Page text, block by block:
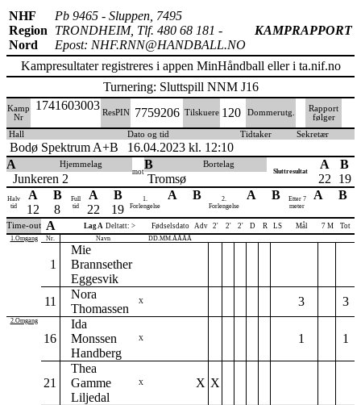
NHF
Region
Nord
Pb 9465 - Sluppen, 7495
TRONDHEIM, Tlf. 480 68 181 -
Epost: NHF.RNN@HANDBALL.NO
KAMPRAPPORT
Kampresultater registreres i appen MinHåndball eller i ta.nif.no
Turnering: Sluttspill NNM J16
Kamp
Nr
1741603003
ResPIN 7759206 Tilskuere 120 Dommerutg.
Rapport
følger
Hall
Dato og tid Tidtaker Sekretær
Bodø Spektrum A+B
16.04.2023 kl. 12:10
A
Hjemmelag
Junkeren 2 mot
B Bortelag
Tromsø
Sluttresultat
A
22
B
19
Halv
tid
A
12
B
8
Full
tid
A
22
B
19
1.
Forlengelse
A B
2.
Forlengelse
A B
Etter 7
meter
A B
Time-out A Lag A Deltatt: > Fødselsdato Adv 2' 2' 2' D R LS Mål 7 M Tot
1.Omgang Nr. Navn DD.MM.ÅÅÅÅ
1
Mie
Brannsether
Eggesvik
11
Nora
Thomassen
X 3 3
2.Omgang
16
Ida
Monssen
Handberg
X 1 1
21
Thea
Gamme
Liljedal
X X X